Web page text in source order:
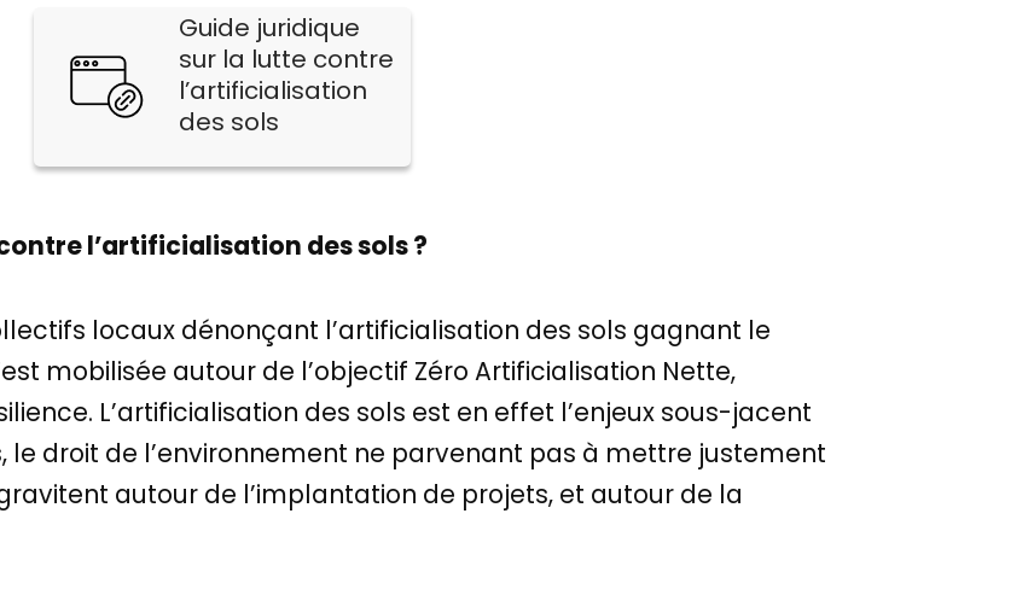
Guide juridique
sur la lutte contre
l’artificialisation
des sols
l’artificialisation des sols ?
locaux dénonçant l’artificialisation des sols gagnant le
mobilisée autour de l’objectif Zéro Artificialisation Nette,
L’artificialisation des sols est en effet l’enjeux sous-jacent
droit de l’environnement ne parvenant pas à mettre justement
autour de l’implantation de projets, et autour de la